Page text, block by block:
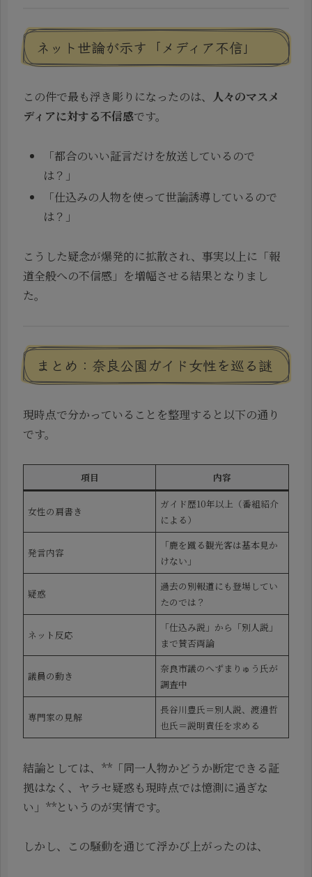
ネット世論が示す「メディア不信」
この件で最も浮き彫りになったのは、 人々のマスメ
ディアに対する不信感です。
「都合のいい証言だけを放送しているので
は？」
「仕込みの人物を使って世論誘導しているので
は？」
こうした疑念が爆発的に拡散され、事実以上に「報
道全般への不信感」を増幅させる結果となりまし
た。
まとめ：奈良公園ガイド女性を巡る謎
現時点で分かっていることを整理すると以下の通り
です。
項目 内容
女性の肩書き
ガイド歴10年以上（番組紹介
による）
発言内容
「鹿を蹴る観光客は基本見か
けない」
疑惑
過去の別報道にも登場してい
たのでは？
ネット反応
「仕込み説」から「別人説」
まで賛否両論
議員の動き
奈良市議のへずまりゅう氏が
調査中
専門家の見解
長谷川豊氏＝別人説、渡邉哲
也氏＝説明責任を求める
結論としては、**「同一人物かどうか断定できる証
拠はなく、ヤラセ疑惑も現時点では憶測に過ぎな
い」**というのが実情です。
しかし、この騒動を通じて浮かび上がったのは、